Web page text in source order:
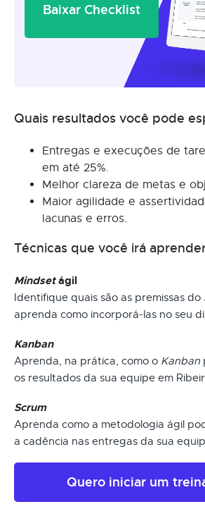
Baixar Checklist
Quais resultados você pode
Entregas e execuções de
em até 25%.
Melhor clareza de metas e
Maior agilidade e
lacunas e erros.
Técnicas que você irá
Mindsetágil
Identifique quais são as premissas do
aprenda como incorporá-las no seu
Kanban
Aprenda, na prática, como o Kanban
os resultados da sua equipe em
Scrum
Aprenda como a metodologia ágil
a cadência nas entregas da sua
Quero iniciar um